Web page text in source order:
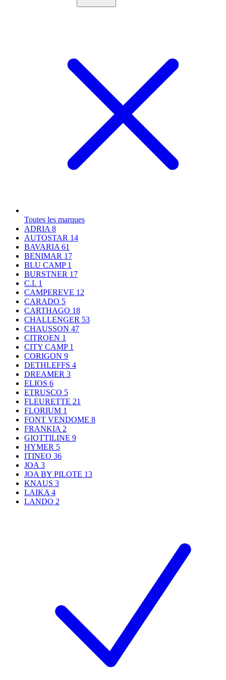
Toutes les marques
ADRIA 8
AUTOSTAR 14
BAVARIA 61
BENIMAR 17
BLU CAMP 1
BURSTNER 17
C.I. 1
CAMPEREVE 12
CARADO 5
CARTHAGO 18
CHALLENGER 53
CHAUSSON 47
CITROEN 1
CITY CAMP 1
CORIGON 9
DETHLEFFS 4
DREAMER 3
ELIOS 6
ETRUSCO 5
FLEURETTE 21
FLORIUM 1
FONT VENDOME 8
FRANKIA 2
GIOTTILINE 9
HYMER 5
ITINEO 36
JOA 3
JOA BY PILOTE 13
KNAUS 3
LAIKA 4
LANDO 2